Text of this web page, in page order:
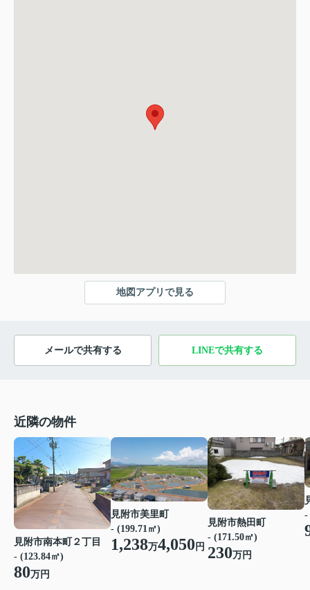
地図アプリで見る
メールで共有する LINEで共有する
近隣の物件
見附市南本町２丁目
- (123.84㎡)
80万円
見附市美里町
- (199.71㎡)
1,238万4,050 円
見附市熱田町
- (171.50㎡)
230万円
-